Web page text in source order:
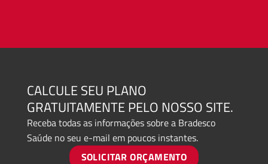
CALCULE SEU PLANO
GRATUITAMENTE PELO NOSSO SITE.
Receba todas as informações sobre a Bradesco
Saúde no seu e-mail em poucos instantes.
SOLICITAR ORÇAMENTO